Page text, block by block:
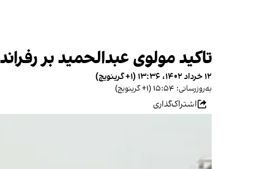
تاکید مولوی عبدالحمید بر
۱۲ خرداد ۱۴۰۲، ۱۳:۳۶ (‎+۱ گرینویچ)
به‌روزرسانی: ۱۵:۵۴ (‎+۱ گرینویچ)
اشتراک‌گذاری